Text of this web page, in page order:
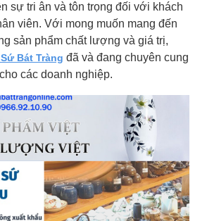
sự tri ân và tôn trọng đối với khách
viên. Với mong muốn mang đến
sản phẩm chất lượng và giá trị,
Bát Tràng đã và đang chuyên cung
các doanh nghiệp.